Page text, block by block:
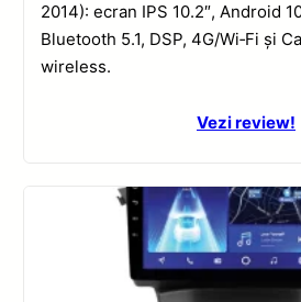
2014): ecran IPS 10.2″, Android
Bluetooth 5.1, DSP, 4G/Wi‑Fi și
wireless.
Vezi review!